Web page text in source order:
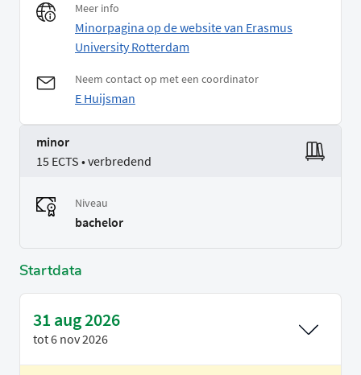
Meer info
Minorpagina op de website van Erasmus
University Rotterdam
Neem contact op met een coordinator
E Huijsman
minor
15 ECTS • verbredend
Niveau
bachelor
Startdata
31 aug 2026
tot6 nov 2026